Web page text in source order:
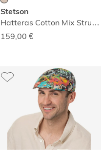
Stetson
Hatteras Cotton Mix Structure Mütze
159,00 €